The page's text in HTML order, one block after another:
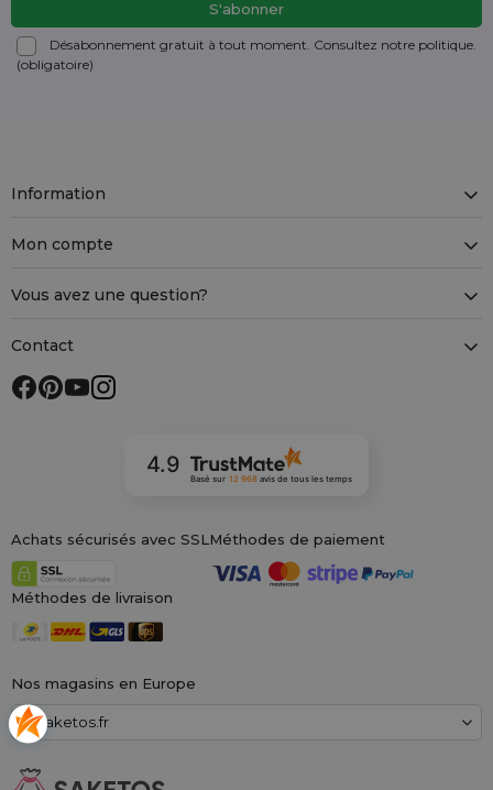
Désabonnement gratuit à tout moment. Consultez notre politique.
(obligatoire)
Nos magasins en Europe
saketos.fr
Information
Mon compte
Vous avez une question?
Contact
4.9
Basé sur 12 968avis de tous les temps
Achats sécurisés avec SSL Méthodes de paiement
Méthodes de livraison